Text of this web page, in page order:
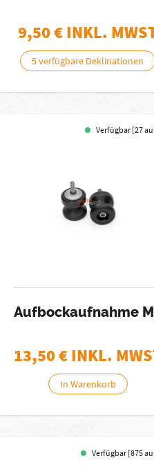
9,50€ INKL.
5 verfügbare Deklinationen
Verfügbar [27
Aufbockaufnahme
13,50€ INKL.
In Warenkorb
Verfügbar [875